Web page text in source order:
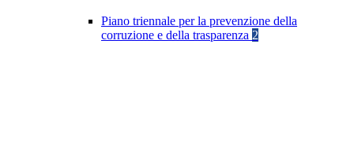
Piano triennale per la prevenzione della
corruzione e della trasparenza 2